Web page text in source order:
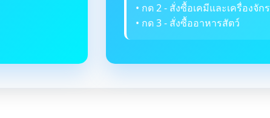
• กด 2 - สั่งซื้อเคมีและเครื่องจักร
• กด 3 - สั่งซื้ออาหารสัตว์